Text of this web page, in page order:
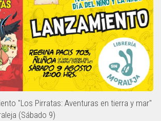
"Los Pirratas: Aventuras en tierra y mar"
(Sábado 9)